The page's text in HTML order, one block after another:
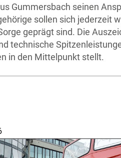
Gummersbach seinen
sollen sich jederzeit
geprägt sind. Die
technische
in den Mittelpunkt stellt.